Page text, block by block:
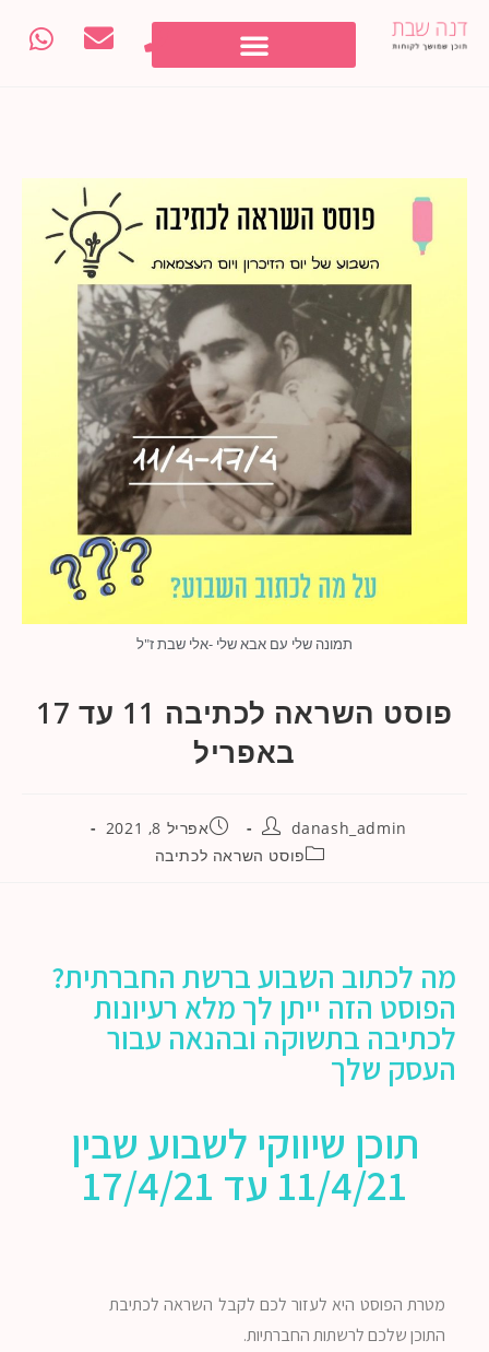
תמונה שלי עם אבא שלי -אלי שבת ז"ל
פוסט השראה לכתיבה 11 עד 17
באפריל
danash_admin
אפריל 8, 2021
פוסט השראה לכתיבה
מה לכתוב השבוע ברשת החברתית?
הפוסט הזה ייתן לך מלא רעיונות
לכתיבה בתשוקה ובהנאה עבור
העסק שלך
תוכן שיווקי לשבוע שבין
11/4/21 עד 17/4/21
מטרת הפוסט היא לעזור לכם לקבל השראה לכתיבת
התוכן שלכם לרשתות החברתיות.